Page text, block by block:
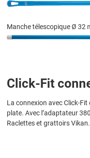
Manche télescopique Ø 32
Click-Fit
La connexion avec Click-
plate. Avec l’adaptateur
Raclettes et grattoirs Vikan.